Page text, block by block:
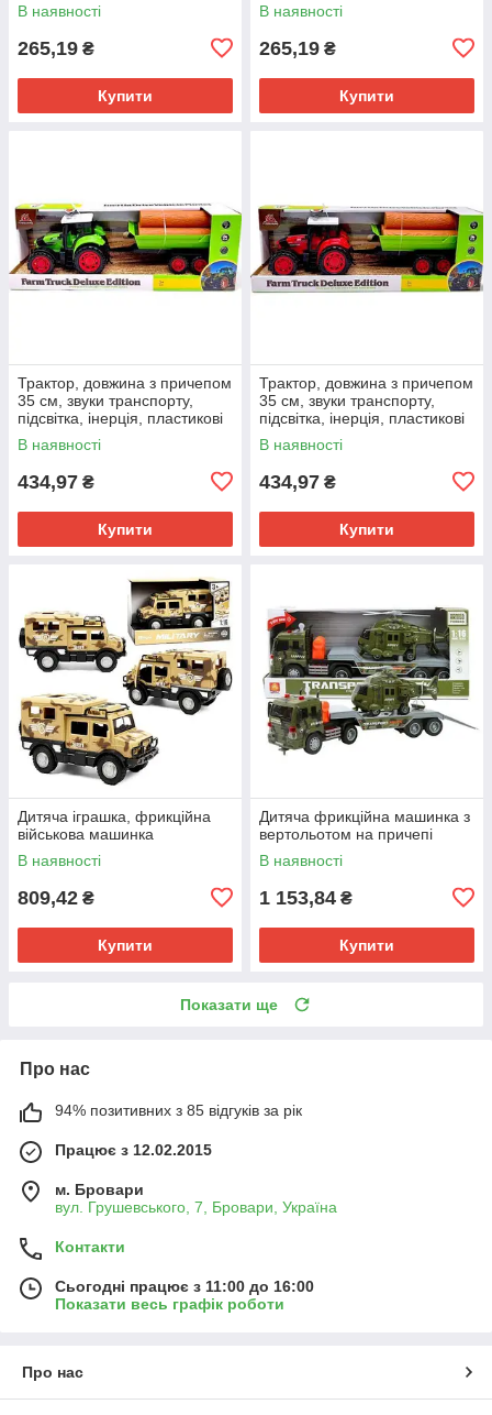
В наявності
265,19 ₴
Купити
В наявності
265,19 ₴
Купити
Трактор, довжина з причепом
35 см, звуки транспорту,
підсвітка, інерція, пластикові
колеса, 3 колоди, у коробці
(ЗЕЛЕНИЙ)
В наявності
434,97 ₴
Купити
Трактор, довжина з причепом
35 см, звуки транспорту,
підсвітка, інерція, пластикові
колеса, 3 колоди, у коробці
(Червоний)
В наявності
434,97 ₴
Купити
Дитяча іграшка, фрикційна
військова машинка
В наявності
809,42 ₴
Купити
Дитяча фрикційна машинка з
вертольотом на причепі
В наявності
1 153,84 ₴
Купити
Показати ще
Про нас
94% позитивних з 85 відгуків за рік
Працює з 12.02.2015
м. Бровари
вул. Грушевського, 7, Бровари, Україна
Контакти
Сьогодні працює з 11:00 до 16:00
Показати весь графік роботи
Про нас